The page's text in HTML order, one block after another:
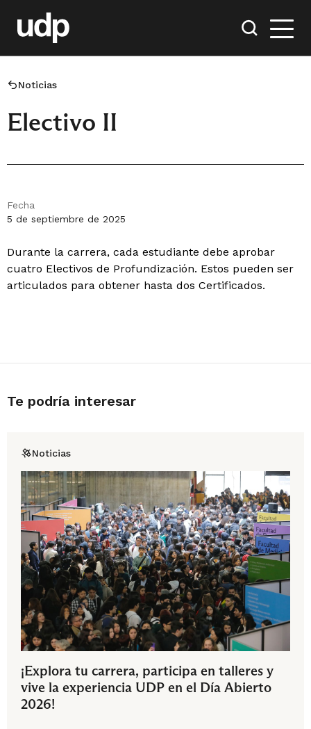
Noticias
Electivo II
Fecha
5 de septiembre de 2025
Durante la carrera, cada estudiante debe aprobar
cuatro Electivos de Profundización. Estos pueden ser
articulados para obtener hasta dos Certificados.
Te podría interesar
Noticias
¡Explora tu carrera, participa en talleres y
vive la experiencia UDP en el Día Abierto
2026!